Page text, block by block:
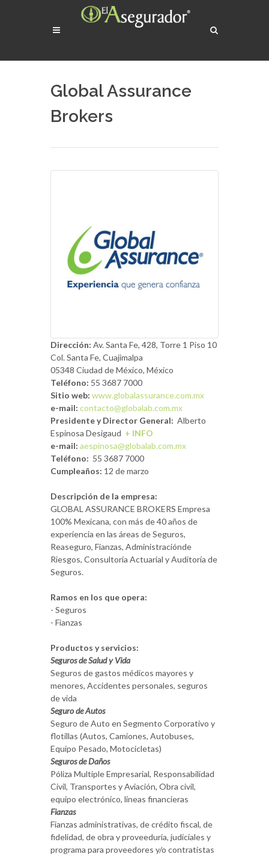
Global Assurance
Brokers
Dirección: Av.Santa Fe, 428, Torre 1 Piso 10
Col. Santa Fe, Cuajimalpa
05348 Ciudad de México, México
Teléfono: 55 3687 7000
Sitio web: www.globalassurance.com.mx
e-mail: contacto@globalab.com.mx
Presidente y Director General: Alberto
Espinosa Desigaud + INFO
e-mail: aespinosa@globalab.com.mx
Teléfono: 55 3687 7000
Cumpleaños: 12 de marzo
Descripción de la empresa:
GLOBAL ASSURANCE BROKERS Empresa
100% Mexicana, con más de 40 años de
experiencia en las áreas de Seguros,
Reaseguro, Fianzas, Administraciónde
Riesgos, Consultoría Actuarial y Auditoría de
Seguros.
Ramos en los que opera:
- Seguros
- Fianzas
Productos y servicios:
Seguros de Salud y Vida
Seguros de gastos médicos mayores y
menores, Accidentes personales, seguros
de vida
Seguro de Autos
Seguro de Auto en Segmento Corporativo y
flotillas (Autos, Camiones, Autobuses,
Equipo Pesado, Motocicletas)
Seguros de Daños
Póliza Multiple Empresarial, Responsabilidad
Civil, Transportes y Aviación, Obra civil,
equipo electrónico, lineas financieras
Fianzas
Fianzas administrativas, de crédito fiscal, de
fidelidad, de obra y proveeduría, judiciales y
programa para proveedores y/o contratistas